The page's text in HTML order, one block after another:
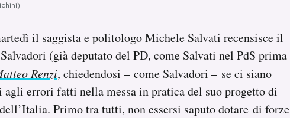
il saggista e politologo Michele Salvati recensisce il
(già deputato del PD, come Salvati nel PdS prima
Renzi, chiedendosi – come Salvadori – se ci siano
agli errori fatti nella messa in pratica del suo progetto di
Primo tra tutti, non essersi saputo dotare di forze